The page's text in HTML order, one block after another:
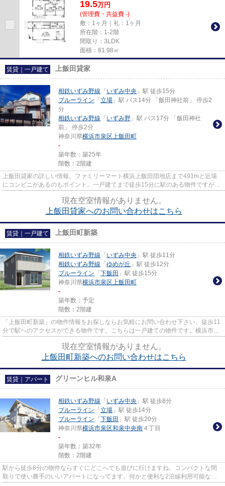
19.5万円
(管理費・共益費 -)
敷：1ヶ月｜礼：1ヶ月
所在階：1-2階
間取り：3LDK
面積：81.98㎡
賃貸｜一戸建て 上飯田貸家
相鉄いずみ野線 「 いずみ中央 」駅 徒歩15分
ブルーライン 「 立場 」駅 バス14分 「飯田神社前」 停歩2
分
相鉄いずみ野線 「 いずみ野 」駅 バス17分 「飯田神社
前」 停歩2分
神奈川県横浜市泉区上飯田町
-
築年数：築25年
階数：2階建
上飯田貸家の詳しい情報。ファミリーマート横浜上飯田団地店まで491mと近場
にコンビニがあるのもポイント。一戸建てまで徒歩15分に駅のある物件ですが駅
現在空室情報がありません。
上飯田貸家へのお問い合わせはこちら
賃貸｜一戸建て 上飯田町新築
相鉄いずみ野線 「 いずみ中央 」駅 徒歩11分
相鉄いずみ野線 「 ゆめが丘 」駅 徒歩12分
ブルーライン 「 下飯田 」駅 徒歩15分
神奈川県横浜市泉区上飯田町
-
築年数：予定
階数：2階建
「上飯田町新築」の物件情報をお探しならお気軽にお問い合わせ下さい。徒歩11
分で駅へのアクセスができる物件です。こちらは一戸建ての物件です。横浜市泉
現在空室情報がありません。
上飯田町新築へのお問い合わせはこちら
賃貸｜アパート グリーンヒル和泉A
相鉄いずみ野線 「 いずみ中央 」駅 徒歩8分
ブルーライン 「 立場 」駅 徒歩14分
ブルーライン 「 下飯田 」駅 徒歩20分
神奈川県横浜市泉区和泉中央南 ４丁目
-
築年数：築32年
階数：2階建
駅から徒歩8分の物件ならすぐにどこへでも遊びに行けますね。コンパクトな間
取りで使い勝手のいいアパートになってます。何かと便利な2沿線利用可能な物